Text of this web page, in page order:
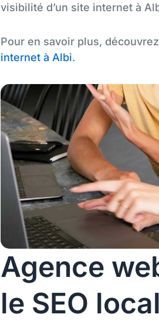
visibilité d’un site internet à
Pour en savoir plus,
internet à Albi.
Agence
le SEO